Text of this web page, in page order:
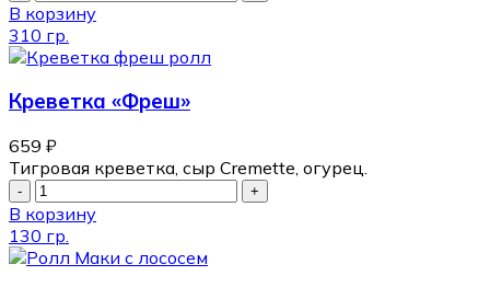
В корзину
310 гр.
Креветка «Фреш»
659 ₽
Тигровая креветка, сыр Cremette, огурец.
В корзину
130 гр.